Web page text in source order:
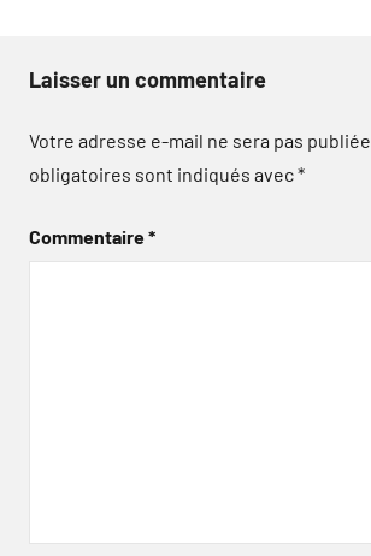
Laisser un commentaire
Votre adresse e-mail ne sera pas publiée.
obligatoires sont indiqués avec*
Commentaire*